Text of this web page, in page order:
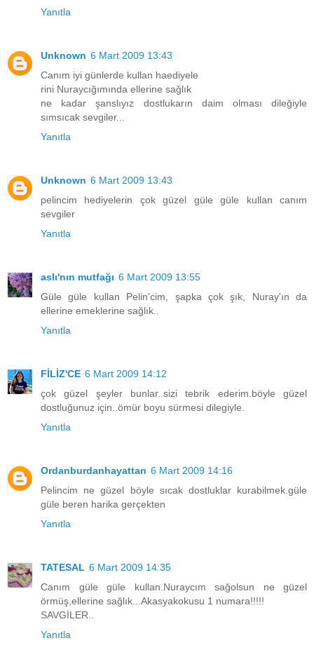
Yanıtla
Unknown 6 Mart 2009 13:43
Canım iyi günlerde kullan haediyele
rini Nuraycığımında ellerine sağlık
ne kadar şanslıyız dostlukarın daim olması dileğiyle
sımsıcak sevgiler...
Yanıtla
Unknown 6 Mart 2009 13:43
pelincim hediyelerin çok güzel güle güle kullan canım
sevgiler
Yanıtla
aslı'nın mutfağı 6 Mart 2009 13:55
Güle güle kullan Pelin'cim, şapka çok şık, Nuray'ın da
ellerine emeklerine sağlık..
Yanıtla
FİLİZ'CE 6 Mart 2009 14:12
çok güzel şeyler bunlar..sizi tebrik ederim.böyle güzel
dostluğunuz için..ömür boyu sürmesi dilegiyle.
Yanıtla
Ordanburdanhayattan 6 Mart 2009 14:16
Pelincim ne güzel böyle sıcak dostluklar kurabilmek.güle
güle beren harika gerçekten
Yanıtla
TATESAL 6 Mart 2009 14:35
Canım güle güle kullan.Nuraycım sağolsun ne güzel
örmüş,ellerine sağlık...Akasyakokusu 1 numara!!!!!
SAVGİLER..
Yanıtla